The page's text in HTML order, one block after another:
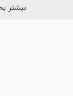
بیشتر